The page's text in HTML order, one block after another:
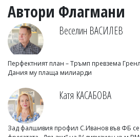
Автори Флагмани
Веселин ВАСИЛЕВ
Перфектният план – Тръмп превзема
Дания му плаща милиарди
Катя КАСАБОВА
Зад фалшивия профил С.Иванов във ФБ